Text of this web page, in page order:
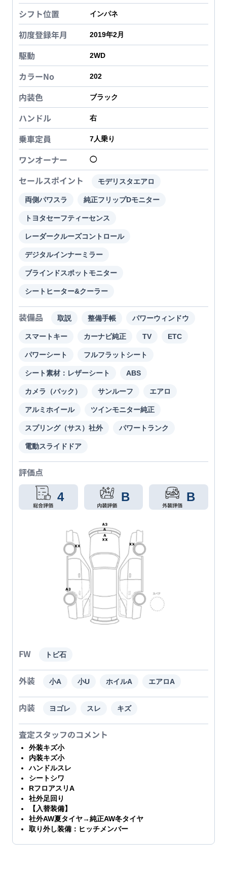
シフト位置 インパネ
初度登録年月 2019年2月
駆動 2WD
カラーNo 202
内装色 ブラック
ハンドル 右
乗車定員 7人乗り
ワンオーナー ◯
セールスポイント モデリスタエアロ
両側パワスラ 純正フリップDモニター
トヨタセーフティーセンス
レーダークルーズコントロール
デジタルインナーミラー
ブラインドスポットモニター
シートヒーター&クーラー
装備品 取説 整備手帳 パワーウィンドウ
スマートキー カーナビ純正 TV ETC
パワーシート フルフラットシート
シート素材：レザーシート ABS
カメラ（バック） サンルーフ エアロ
アルミホイール ツインモニター純正
スプリング（サス）社外 パワートランク
電動スライドドア
評価点
4 B B
FW トビ石
外装 小A 小U ホイルA エアロA
内装 ヨゴレ スレ キズ
査定スタッフのコメント
外装キズ小
内装キズ小
ハンドルスレ
シートシワ
RフロアスリA
社外足回り
【入替装備】
社外AW夏タイヤ→純正AW冬タイヤ
取り外し装備：ヒッチメンバー